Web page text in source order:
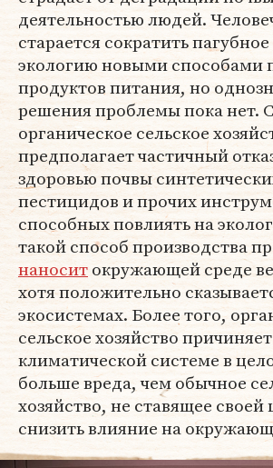
деятельностью людей.
старается сократить
экологию новыми способами
продуктов питания, но
решения проблемы пока нет.
органическое сельское
предполагает частичный
здоровью почвы
пестицидов и прочих
способных повлиять на
такой способ производства
наноситокружающей среде
хотя положительно
экосистемах. Более того,
сельское хозяйство причиняет
климатической системе в
больше вреда, чем обычное
хозяйство, не ставящее своей
снизить влияние на